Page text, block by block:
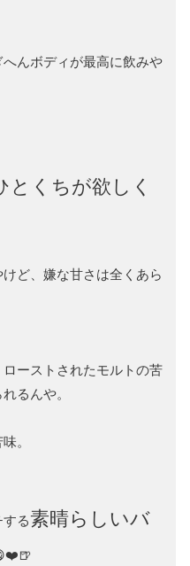
へんボディが最高に飲みや
とくちが欲しく
けど、嫌な甘さは全くあら
ーストされたモルトの苦
るんや。
。
する素晴らしいバ